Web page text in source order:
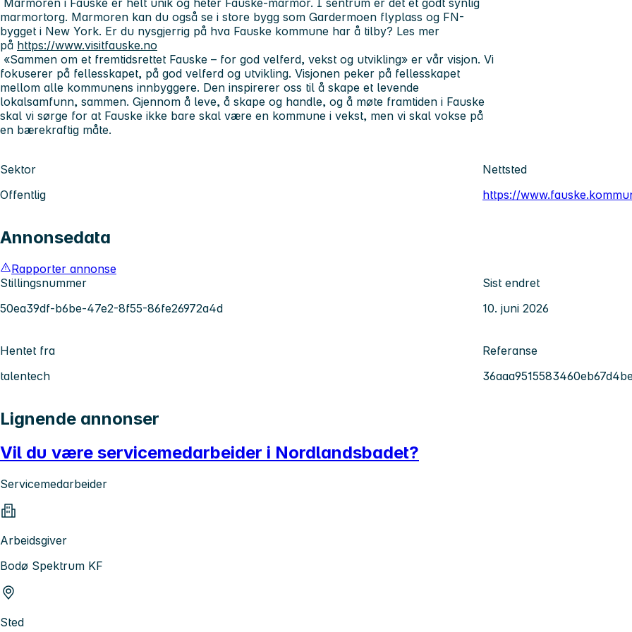
marmortorg. Marmoren kan du også se i store bygg som Gardermoen flyplass og FN-
bygget i New York. Er du nysgjerrig på hva Fauske kommune har å tilby? Les mer
på https://www.visitfauske.no
«Sammen om et fremtidsrettet Fauske – for god velferd, vekst og utvikling» er vår visjon. Vi
fokuserer på fellesskapet, på god velferd og utvikling. Visjonen peker på fellesskapet
mellom alle kommunens innbyggere. Den inspirerer oss til å skape et levende
lokalsamfunn, sammen. Gjennom å leve, å skape og handle, og å møte framtiden i Fauske
skal vi sørge for at Fauske ikke bare skal være en kommune i vekst, men vi skal vokse på
en bærekraftig måte.
Sektor
Offentlig
Nettsted
https://
Annonsedata
Rapporter annonse
Stillingsnummer
50ea39df-b6be-47e2-8f55-86fe26972a4d
Sist endret
10. juni 2026
Hentet fra
talentech
Referanse
Lignende annonser
Vil du være servicemedarbeider i Nordlandsbadet?
Servicemedarbeider
Arbeidsgiver
Bodø Spektrum KF
Sted